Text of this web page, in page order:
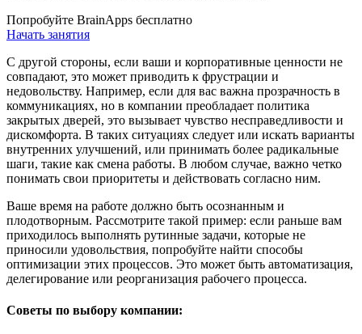
Попробуйте BrainApps бесплатно
Начать занятия
С другой стороны, если ваши и корпоративные ценности не
совпадают, это может приводить к фрустрации и
недовольству. Например, если для вас важна прозрачность в
коммуникациях, но в компании преобладает политика
закрытых дверей, это вызывает чувство несправедливости и
дискомфорта. В таких ситуациях следует или искать варианты
внутренних улучшений, или принимать более радикальные
шаги, такие как смена работы. В любом случае, важно четко
понимать свои приоритеты и действовать согласно ним.
Ваше время на работе должно быть осознанным и
плодотворным. Рассмотрите такой пример: если раньше вам
приходилось выполнять рутинные задачи, которые не
приносили удовольствия, попробуйте найти способы
оптимизации этих процессов. Это может быть автоматизация,
делегирование или реорганизация рабочего процесса.
Советы по выбору компании: